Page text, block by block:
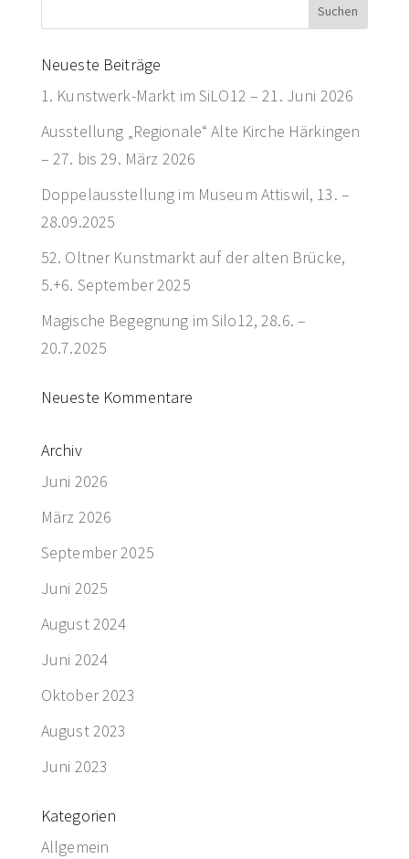
Neueste Beiträge
1. Kunstwerk-Markt im SiLO12 – 21. Juni 2026
Ausstellung „Regionale“ Alte Kirche Härkingen
– 27. bis 29. März 2026
Doppelausstellung im Museum Attiswil, 13. –
28.09.2025
52. Oltner Kunstmarkt auf der alten Brücke,
5.+6. September 2025
Magische Begegnung im Silo12, 28.6. –
20.7.2025
Neueste Kommentare
Archiv
Juni 2026
März 2026
September 2025
Juni 2025
August 2024
Juni 2024
Oktober 2023
August 2023
Juni 2023
Kategorien
Allgemein